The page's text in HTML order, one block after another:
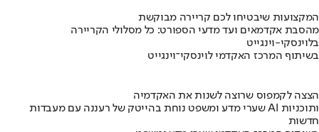
המקצועות שיבטיחו לכם קריירה מבוקשת
מהסבת אקדמאים ועד מדעי הספורט: כל מסלולי הקריירה
בלוינסקי-וינגייט
בשיתוף המרכז האקדמי לוינסקי־וינגייט
הצצה לקמפוס שרוצה לשנות את האקדמיה
שערי מדע ומשפט נוחת בהייטק של רעננה עם מעבדות AI ותוכניות
חדשות